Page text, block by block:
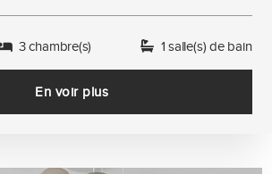
3 chambre(s) 1 salle(s) de bain
En voir plus